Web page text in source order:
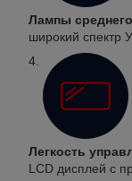
Лампы
широкий спектр
Легкость
LCD дисплей с